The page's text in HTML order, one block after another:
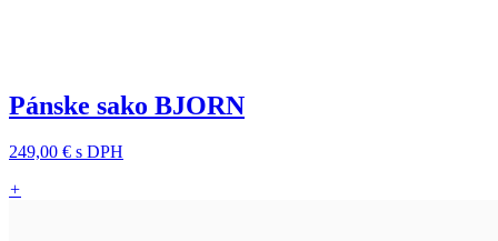
Pánske sako BJORN
249,00 € s DPH
+